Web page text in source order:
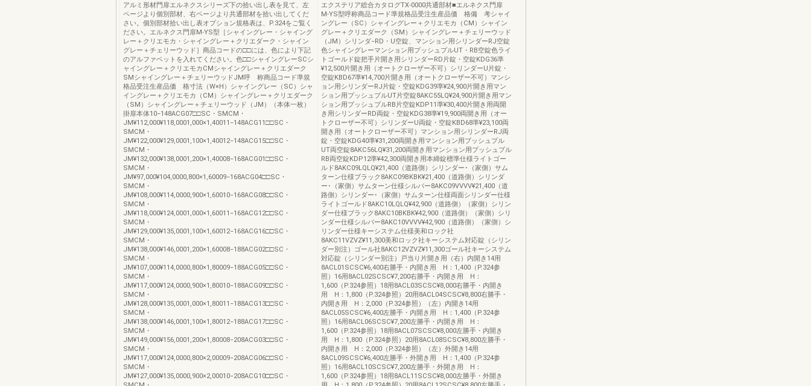
アルミ形材門扉エルネクスシリーズ下の拾い出し表を見て、左
ページより個別部材、右ページより共通部材を拾い出してくだ
さい。個別部材拾い出し表オプション規格表は、P.324をご覧く
ださい。エルネクス門扉M-YS型［シャイングレー・シャイング
レー＋クリエモカ・シャイングレー＋クリエダーク・シャイン
グレー＋チェリーウッド］商品コードの□□には、色により下記
のアルファベットを入れてください。色□□シャイングレーSCシ
ャイングレー＋クリエモカCMシャイングレー＋クリエダーク
SMシャイングレー＋チェリーウッドJM呼 称商品コード準規
格品受注生産品価 格寸法（W×H）シャイングレー（SC）シャ
イングレー＋クリエモカ（CM）シャイングレー＋クリエダーク
（SM）シャイングレー＋チェリーウッド（JM）（本体一枚）
掛扉本体10−148ACG07□□SC・SMCM・
JM¥112,000¥118,0001,000×1,40011−148ACG11□□SC・
SMCM・
JM¥122,000¥129,0001,100×1,40012−148ACG15□□SC・
SMCM・
JM¥132,000¥138,0001,200×1,40008−168ACG01□□SC・
SMCM・
JM¥97,000¥104,0000,800×1,60009−168ACG04□□SC・
SMCM・
JM¥108,000¥114,0000,900×1,60010−168ACG08□□SC・
SMCM・
JM¥118,000¥124,0001,000×1,60011−168ACG12□□SC・
SMCM・
JM¥129,000¥135,0001,100×1,60012−168ACG16□□SC・
SMCM・
JM¥138,000¥146,0001,200×1,60008−188ACG02□□SC・
SMCM・
JM¥107,000¥114,0000,800×1,80009−188ACG05□□SC・
SMCM・
JM¥117,000¥124,0000,900×1,80010−188ACG09□□SC・
SMCM・
JM¥128,000¥135,0001,000×1,80011−188ACG13□□SC・
SMCM・
JM¥138,000¥146,0001,100×1,80012−188ACG17□□SC・
SMCM・
JM¥149,000¥156,0001,200×1,80008−208ACG03□□SC・
SMCM・
JM¥117,000¥124,0000,800×2,00009−208ACG06□□SC・
SMCM・
JM¥127,000¥135,0000,900×2,00010−208ACG10□□SC・
エクステリア総合カタログTX-0000共通部材■エルネクス門扉
M-YS型呼称商品コード準規格品受注生産品価 格備 考シャイ
ングレー（SC）シャイングレー＋クリエモカ（CM）シャイン
グレー＋クリエダーク（SM）シャイングレー＋チェリーウッド
（JM）シリンダ−RD・U空錠、マンション用シリンダーRJ空錠
色シャイングレーマンション用プッシュプルUT・RB空錠色ライ
トゴールド錠把手片開き用シリンダーRD片錠・空錠KDG36準
¥12,500片開き用（オートクローザー不可）シリンダーU片錠・
空錠KBD67準¥14,700片開き用（オートクローザー不可）マンシ
ョン用シリンダーRJ片錠・空錠KDG39準¥24,900片開き用マン
ション用プッシュプルUT片空錠8AKC55LQ¥24,900片開き用マン
ション用プッシュプルRB片空錠KDP11準¥30,400片開き用両開
き用シリンダーRD両錠・空錠KDG38準¥19,900両開き用（オー
トクローザー不可）シリンダーU両錠・空錠KBD68準¥23,100両
開き用（オートクローザー不可）マンション用シリンダーRJ両
錠・空錠KDG40準¥31,200両開き用マンション用プッシュプル
UT両空錠8AKC56LQ¥31,200両開き用マンション用プッシュプル
RB両空錠KDP12準¥42,300両開き用本締錠標準仕様ライトゴー
ルド8AKC09LQLQ¥21,400（道路側）シリンダー･（家側）サム
ターン仕様ブラック8AKC09BKBK¥21,400（道路側）シリンダ
ー･（家側）サムターン仕様シルバー8AKC09VVVV¥21,400（道
路側）シリンダー･（家側）サムターン仕様両面シリンダー仕様
ライトゴールド8AKC10LQLQ¥42,900（道路側）（家側）シリン
ダー仕様ブラック8AKC10BKBK¥42,900（道路側）（家側）シリ
ンダー仕様シルバー8AKC10VVVV¥42,900（道路側）（家側）シ
リンダー仕様キーシステム仕様美和ロック社
8AKC11VZVZ¥11,300美和ロック社キーシステム対応錠（シリン
ダー別注）ゴール社8AKC12VZVZ¥11,300ゴール社キーシステム
対応錠（シリンダー別注）戸当り片開き用（右）内開き14用
8ACL01SCSC¥6,400右勝手・内開き用 H：1,400（P.324参
照）16用8ACL02SCSC¥7,200右勝手・内開き用 H：
1,600（P.324参照）18用8ACL03SCSC¥8,000右勝手・内開き
用 H：1,800（P.324参照）20用8ACL04SCSC¥8,800右勝手・
内開き用 H：2,000（P.324参照）（左）内開き14用
8ACL05SCSC¥6,400左勝手・内開き用 H：1,400（P.324参
照）16用8ACL06SCSC¥7,200左勝手・内開き用 H：
1,600（P.324参照）18用8ACL07SCSC¥8,000左勝手・内開き
用 H：1,800（P.324参照）20用8ACL08SCSC¥8,800左勝手・
内開き用 H：2,000（P.324参照）（左）外開き14用
8ACL09SCSC¥6,400左勝手・外開き用 H：1,400（P.324参
照）16用8ACL10SCSC¥7,200左勝手・外開き用 H：
1,600（P.324参照）18用8ACL11SCSC¥8,000左勝手・外開き